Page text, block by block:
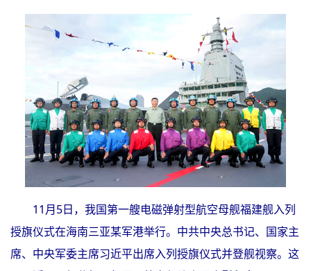
11月5日，我国第一艘电磁弹射型航空母舰福建舰入列
授旗仪式在海南三亚某军港举行。中共中央总书记、国家主
席、中央军委主席习近平出席入列授旗仪式并登舰视察。这